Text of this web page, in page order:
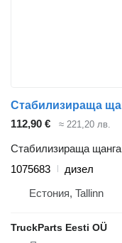
112,90 € ≈ 221,20 лв.
Стабилизираща щанга
1075683
дизел
Естония, Tallinn
TruckParts Eesti OÜ